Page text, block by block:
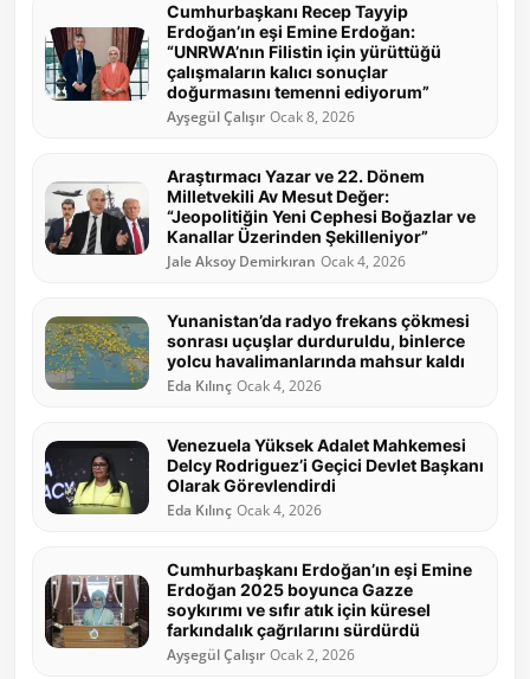
Cumhurbaşkanı Recep Tayyip
Erdoğan’ın eşi Emine Erdoğan:
“UNRWA’nın Filistin için yürüttüğü
çalışmaların kalıcı sonuçlar
doğurmasını temenni ediyorum”
Ayşegül Çalışır Ocak 8, 2026
Araştırmacı Yazar ve 22. Dönem
Milletvekili Av Mesut Değer:
“Jeopolitiğin Yeni Cephesi Boğazlar ve
Kanallar Üzerinden Şekilleniyor”
Jale Aksoy Demirkıran Ocak 4, 2026
Yunanistan’da radyo frekans çökmesi
sonrası uçuşlar durduruldu, binlerce
yolcu havalimanlarında mahsur kaldı
Eda Kılınç Ocak 4, 2026
Venezuela Yüksek Adalet Mahkemesi
Delcy Rodriguez’i Geçici Devlet Başkanı
Olarak Görevlendirdi
Eda Kılınç Ocak 4, 2026
Cumhurbaşkanı Erdoğan’ın eşi Emine
Erdoğan 2025 boyunca Gazze
soykırımı ve sıfır atık için küresel
farkındalık çağrılarını sürdürdü
Ayşegül Çalışır Ocak 2, 2026